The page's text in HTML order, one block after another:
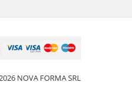
NOVA FORMA SRL